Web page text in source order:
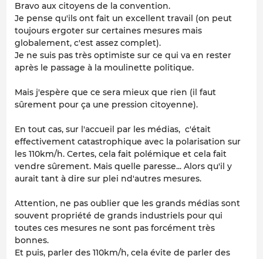
Bravo aux citoyens de la convention.
Je pense qu'ils ont fait un excellent travail (on peut
toujours ergoter sur certaines mesures mais
globalement, c'est assez complet).
Je ne suis pas très optimiste sur ce qui va en rester
après le passage à la moulinette politique.
Mais j'espère que ce sera mieux que rien (il faut
sûrement pour ça une pression citoyenne).
En tout cas, sur l'accueil par les médias, c'était
effectivement catastrophique avec la polarisation sur
les 110km/h. Certes, cela fait polémique et cela fait
vendre sûrement. Mais quelle paresse... Alors qu'il y
aurait tant à dire sur plei nd'autres mesures.
Attention, ne pas oublier que les grands médias sont
souvent propriété de grands industriels pour qui
toutes ces mesures ne sont pas forcément très
bonnes.
Et puis, parler des 110km/h, cela évite de parler des